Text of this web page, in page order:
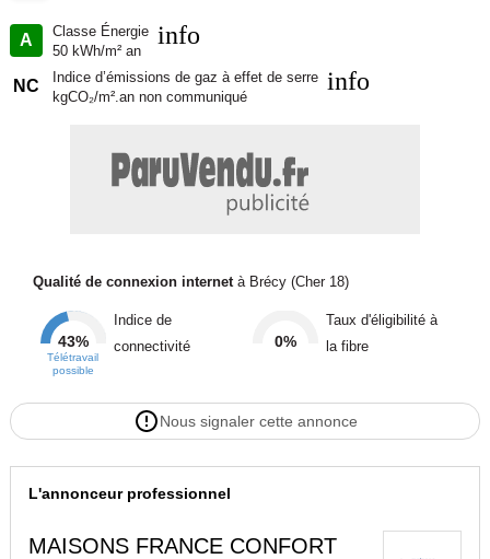
Bien En copropriété : non
Contacter l'annonceur
MAISONS FRANCE CONFORT
A
Classe Énergie
50 kWh/m² an
info
NC
Indice d’émissions de gaz à effet de serre
kgCO₂/m².an non communiqué
info
Qualité de connexion internetà Brécy (Cher 18)
43%
Télétravail
possible
Indice de
connectivité
0%
Taux d'éligibilité à
la fibre
Nous signaler cette annonce
L'annonceur professionnel
MAISONS FRANCE CONFORT